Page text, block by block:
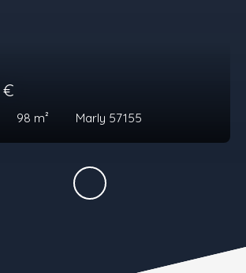
€
98 m² Marly 57155